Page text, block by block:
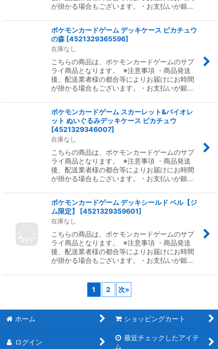
が掛かる場合もございます。・お支払いが銀…
ポケモンカードゲーム デッキケース ピカチュウ
の森 [4521329365596]
在庫なし
こちらの商品は、ポケモンカードゲームのサプ
ライ商品となります。 ※注意事項 ・商品発送
後、配送業者様の都合等によりお届けにお時間
が掛かる場合もございます。・お支払いが銀…
ポケモンカードゲーム スカーレット&バイオレ
ット ぬいぐるみデッキケース ピカチュウ
[4521329346007]
在庫なし
こちらの商品は、ポケモンカードゲームのサプ
ライ商品となります。 ※注意事項 ・商品発送
後、配送業者様の都合等によりお届けにお時間
が掛かる場合もございます。・お支払いが銀…
ポケモンカードゲーム デッキシールド ベル【ジ
ム限定】
[4521329359601]
在庫なし
こちらの商品は、ポケモンカードゲームのサプ
ライ商品となります。 ※注意事項 ・商品発送
後、配送業者様の都合等によりお届けにお時間
が掛かる場合もございます。・お支払いが銀…
1 2 次»
ホーム ショッピングカート
ログイン
最近チェックしたアイテ
ム